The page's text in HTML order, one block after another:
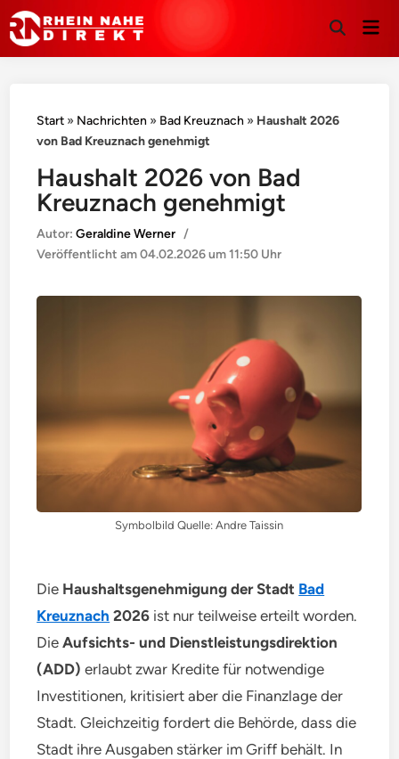
Suche
Start » Nachrichten » Bad Kreuznach » Haushalt 2026
von Bad Kreuznach genehmigt
Haushalt 2026 von Bad
Kreuznach genehmigt
Autor:Geraldine Werner /
Veröffentlicht am04.02.2026 um 11:50 Uhr
Symbolbild Quelle: Andre Taissin
Die Haushaltsgenehmigung der Stadt Bad
Kreuznach 2026 ist nur teilweise erteilt worden.
DieAufsichts- und Dienstleistungsdirektion
(ADD) erlaubt zwar Kredite für notwendige
Investitionen, kritisiert aber die Finanzlage der
Stadt. Gleichzeitig fordert die Behörde, dass die
Stadt ihre Ausgaben stärker im Griff behält. In